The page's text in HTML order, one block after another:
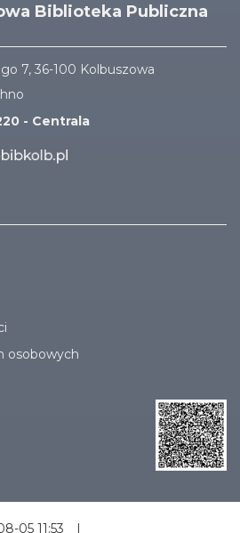
Biblioteka Publiczna
7, 36-100 Kolbuszowa
- Centrala
osobowych
05 11:53 |